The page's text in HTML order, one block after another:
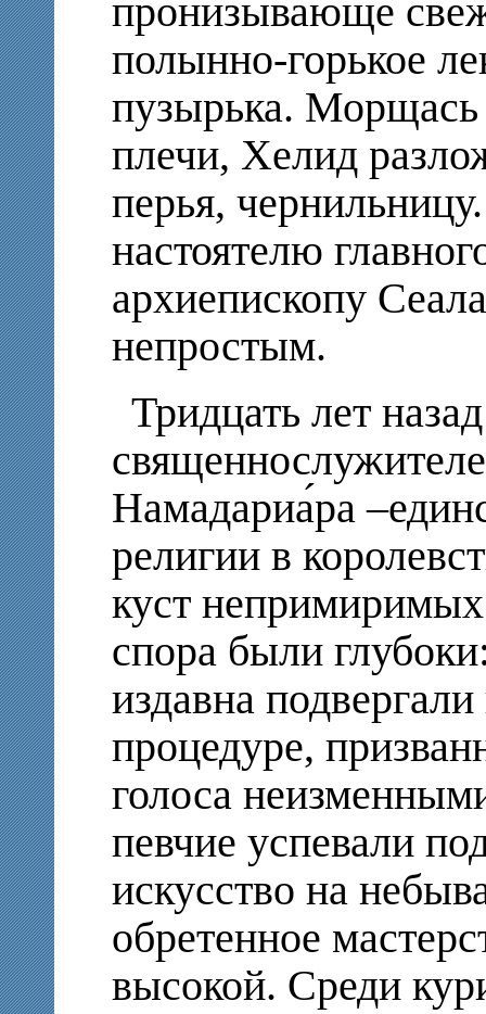
пронизывающе
полынно-горькое
пузырька. Морщась
плечи, Хелид
перья,
настоятелю
архиепископу
непростым.
Тридцать лет
Намадариа́ра
религии в
куст
спора были
издавна
процедуре,
голоса
певчие успевали
искусство на
обретенное
высокой. Среди